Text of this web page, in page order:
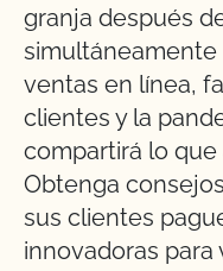
granja después
ventas en línea,
clientes y la
compartirá lo
Obtenga
sus clientes
innovadoras